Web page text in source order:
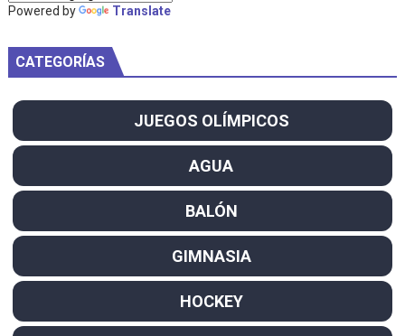
Powered by Translate
CATEGORÍAS
JUEGOS OLÍMPICOS
AGUA
BALÓN
GIMNASIA
HOCKEY